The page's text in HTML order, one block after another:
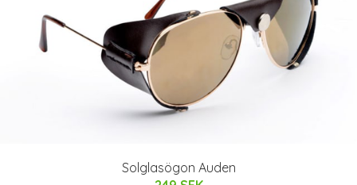
Solglasögon Auden